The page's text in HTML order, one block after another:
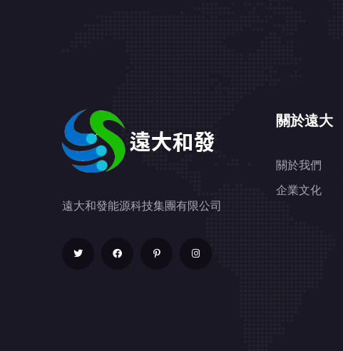
遠大和發能源科技集團有限公司
關於遠大
關於我們
企業文化